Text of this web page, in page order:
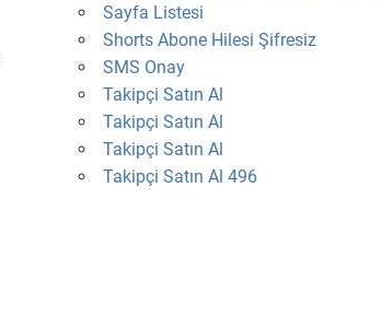
Sayfa Listesi
Shorts Abone Hilesi Şifresiz
SMS Onay
Takipçi Satın Al
Takipçi Satın Al
Takipçi Satın Al
Takipçi Satın Al 496